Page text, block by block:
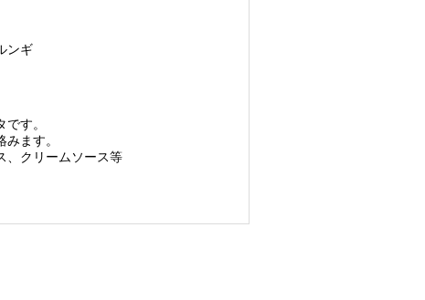
ンギ
す。
ます。
クリームソース等